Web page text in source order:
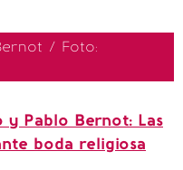
/ Foto:
y Pablo Bernot: Las
boda religiosa